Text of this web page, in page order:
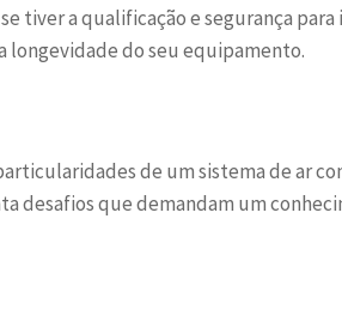
tiver a qualificação e segurança para
longevidade do seu equipamento.
de um sistema de ar
desafios que demandam um